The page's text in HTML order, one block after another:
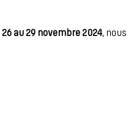
26 au 29 novembre 2024,